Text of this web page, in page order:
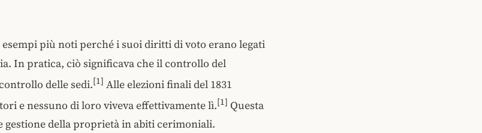
più noti perché i suoi diritti di voto erano legati
In pratica, ciò significava che il controllo del
delle sedi.[1] Alle elezioni finali del 1831
e nessuno di loro viveva effettivamente lì.[1] Questa
gestione della proprietà in abiti cerimoniali.